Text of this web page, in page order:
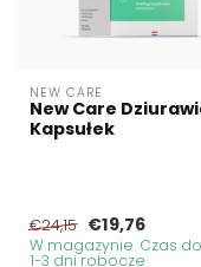
NEW CARE
New Care
Kapsułek
€24,15 €19,76
W magazynie. Czas
1-3 dni robocze